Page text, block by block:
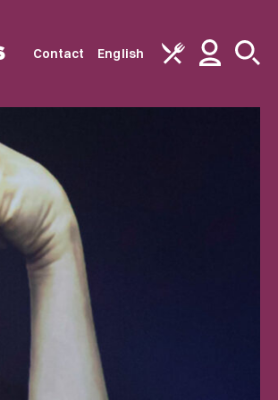
Contact English